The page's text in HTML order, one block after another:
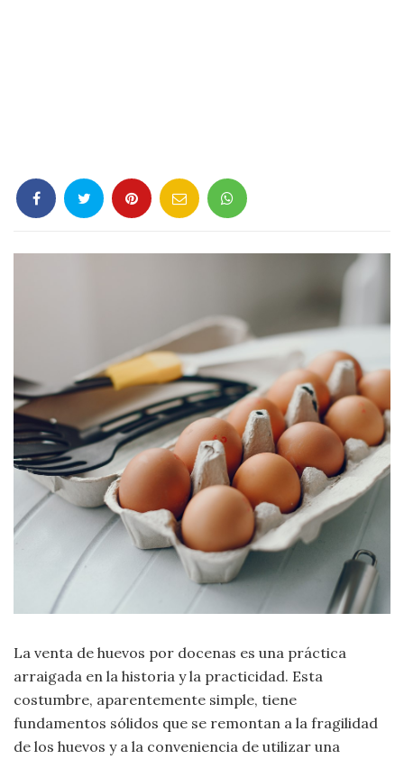
Gastronomía
Literatura
Moda
y
Tendencias
Naturaleza
Psicología
Religión
Sociología
La venta de huevos por docenas es una práctica
arraigada en la historia y la practicidad. Esta
costumbre, aparentemente simple, tiene
fundamentos sólidos que se remontan a la fragilidad
de los huevos y a la conveniencia de utilizar una